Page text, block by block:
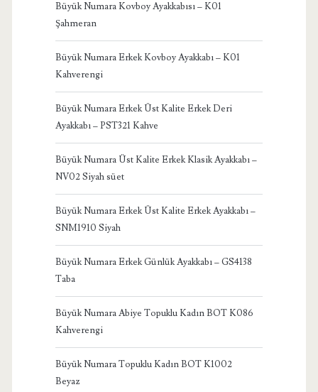
Büyük Numara Kovboy Ayakkabısı – K01
Şahmeran
Büyük Numara Erkek Kovboy Ayakkabı – K01
Kahverengi
Büyük Numara Erkek Üst Kalite Erkek Deri
Ayakkabı – PST321 Kahve
Büyük Numara Üst Kalite Erkek Klasik Ayakkabı –
NV02 Siyah süet
Büyük Numara Erkek Üst Kalite Erkek Ayakkabı –
SNM1910 Siyah
Büyük Numara Erkek Günlük Ayakkabı – GS4138
Taba
Büyük Numara Abiye Topuklu Kadın BOT K086
Kahverengi
Büyük Numara Topuklu Kadın BOT K1002
Beyaz